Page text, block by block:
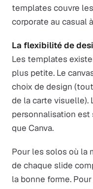
templates couvre
corporate au casual
La flexibilité de
Les templates
plus petite. Le
choix de design
de la carte visuelle).
personnalisation
que Canva.
Pour les solos où la
de chaque slide
la bonne forme.